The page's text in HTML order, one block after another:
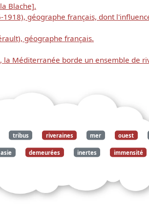
Blache].
1918), géographe français, dont
géographe français.
Méditerranée borde un ensemble de
tribus riveraines mer ouest
asie demeurées inertes immensité